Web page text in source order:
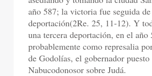
año 587; la victoria fue seguida
deportación(2Re. 25, 11-12). Y
una tercera deportación, en el año
probablemente como represalia
de Godolías, el gobernador
Nabucodonosor sobre Judá.